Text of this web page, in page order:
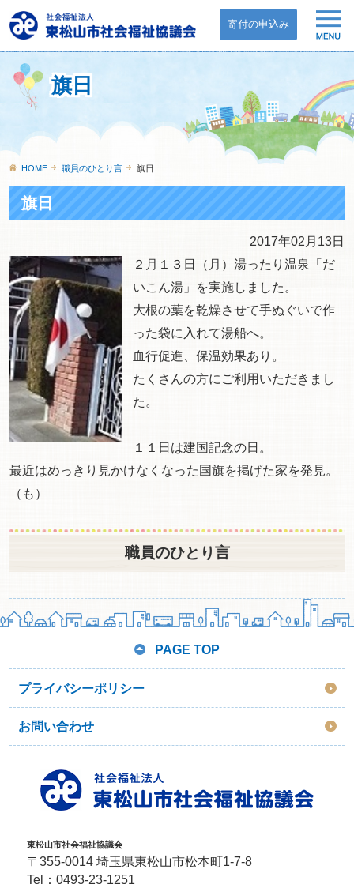
寄付の申込み
旗日
HOME 職員のひとり言 旗日
旗日
2017年02月13日
２月１３日（月）湯ったり温泉「だ
いこん湯」を実施しました。
大根の葉を乾燥させて手ぬぐいで作
った袋に入れて湯船へ。
血行促進、保温効果あり。
たくさんの方にご利用いただきまし
た。
１１日は建国記念の日。
最近はめっきり見かけなくなった国旗を掲げた家を発見。
（も）
職員のひとり言
PAGE TOP
プライバシーポリシー
お問い合わせ
東松山市社会福祉協議会
〒355-0014 埼玉県東松山市松本町1-7-8
Tel： 0493-23-1251